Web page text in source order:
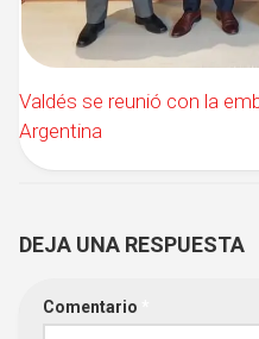
Valdés se reunió con la
Argentina
DEJA UNA RESPUESTA
Comentario